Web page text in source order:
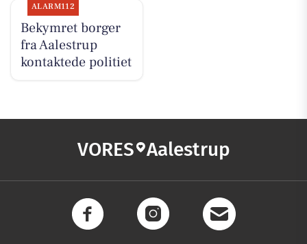
ALARM112
Bekymret borger
fra Aalestrup
kontaktede politiet
VORES Aalestrup